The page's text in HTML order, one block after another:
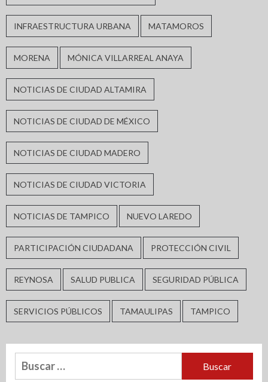
INFRAESTRUCTURA URBANA MATAMOROS
MORENA MÓNICA VILLARREAL ANAYA
NOTICIAS DE CIUDAD ALTAMIRA
NOTICIAS DE CIUDAD DE MÉXICO
NOTICIAS DE CIUDAD MADERO
NOTICIAS DE CIUDAD VICTORIA
NOTICIAS DE TAMPICO NUEVO LAREDO
PARTICIPACIÓN CIUDADANA PROTECCIÓN CIVIL
REYNOSA SALUD PUBLICA SEGURIDAD PÚBLICA
SERVICIOS PÚBLICOS TAMAULIPAS TAMPICO
Buscar: